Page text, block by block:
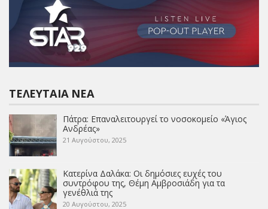
ΤΕΛΕΥΤΑΊΑ ΝΈΑ
Πάτρα: Επαναλειτουργεί το νοσοκομείο «Άγιος
Ανδρέας»
21 Αυγούστου, 2025
Κατερίνα Δαλάκα: Οι δημόσιες ευχές του
συντρόφου της, Θέμη Αμβροσιάδη για τα
γενέθλιά της
20 Αυγούστου, 2025